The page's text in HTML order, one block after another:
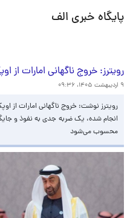
پایگاه خبری الف
رویترز: خروج ناگهانی امارات از
۹ اردیبهشت ۱۴۰۵، ۰۹:۳۶
رویترز نوشت: خروج ناگهانی امارات از
انجام شده، یک ضربه جدی به نفوذ و
محسوب می‌شود